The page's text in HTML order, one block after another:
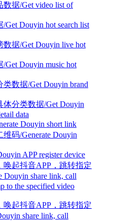
据/Get video list of
Douyin hot search list
据/Get Douyin live hot
Douyin music hot
数据/Get Douyin brand
分类数据/Get Douyin
data
Douyin short link
码/Generate Douyin
APP register device
起抖音APP，跳转指定
Douyin share link, call
to the specified video
起抖音APP，跳转指定
share link, call